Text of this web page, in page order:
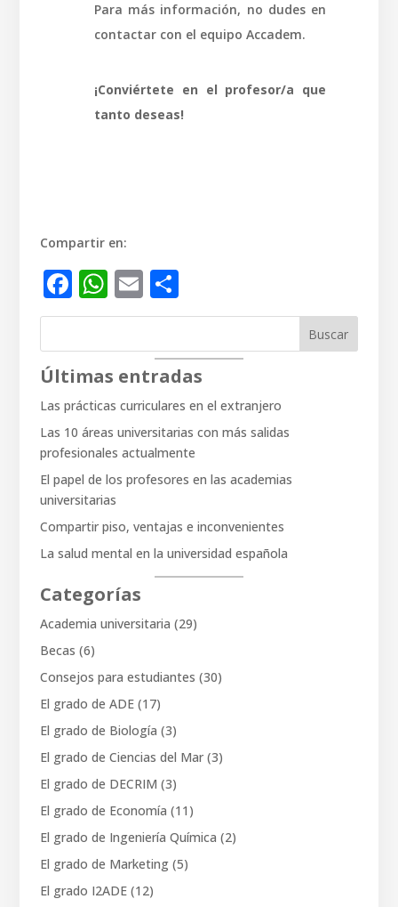
Para más información, no dudes en
contactar con el equipo Accadem.
¡Conviértete en el profesor/a que
tanto deseas!
Compartir en:
Facebook
WhatsApp
EmailCompartir
Buscar
Últimas entradas
Las prácticas curriculares en el extranjero
Las 10 áreas universitarias con más salidas
profesionales actualmente
El papel de los profesores en las academias
universitarias
Compartir piso, ventajas e inconvenientes
La salud mental en la universidad española
Categorías
Academia universitaria (29)
Becas (6)
Consejos para estudiantes (30)
El grado de ADE(17)
El grado de Biología (3)
El grado de Ciencias del Mar(3)
El grado de DECRIM (3)
El grado de Economía (11)
El grado de Ingeniería Química (2)
El grado de Marketing(5)
El grado I2ADE(12)